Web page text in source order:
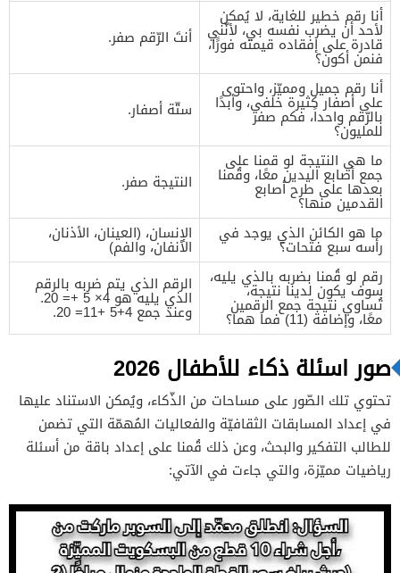
أنا رقم خطير للغاية، لا يُمكن
لأحد أن يضرب نفسه بي، لأنّني
قادرة على إفقاده قيمته فورًَا،
فنمن أكون؟
أنتَ الرّقم صفر.
أنا رقم جميل ومميّز، واحتوى
على أصفار كثيرة خلفي، وأبدًا
بالرّقم واحداً، فكم صفر
للمليون؟
ستّة أصفار.
ما هي النتيجة لو قمنا على
جمع أصابع اليدين معًا، وقُمنا
بعدها على طرح أصابع
القدمين منها؟
النتيجة صفر.
ما هو الكائن الذي يوجد في
رأسه سبع فتحات؟
الإنسان، (العينان، الأذنان،
الأنفان، والفم)
رقم لو قُمنا بضربه بالذي يليه،
سوف يكون لدينا نتيجة،
تُساوي نتيجة جمع الرقمين
معًا، وإضافة (11) فما هما؟
الرقم الذي يتم ضربه بالرقم
الذي يليه هو 4× 5 += 20.
وعند جمع 4+5 +11= 20.
صور اسئلة ذكاء للأطفال 2026
تحتوي تلك الصّور على مساحات من الذّكاء، ويُمكن الاستناد عليها
في إعداد المسابقات الثقافيّة والفعاليات المُهمّة التي تضمن
للطالب التفكير والبحث، وعن ذلك قُمنا على إعداد باقة من أسئلة
رياضيات مميّزة، والتي جاءت في الآتي: